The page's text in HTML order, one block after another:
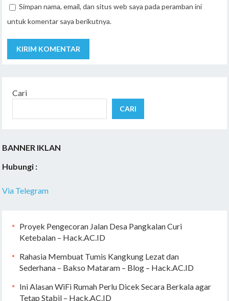
Simpan nama, email, dan situs web saya pada peramban ini
untuk komentar saya berikutnya.
Cari
CARI
BANNER IKLAN
Hubungi :
Via Telegram
Proyek Pengecoran Jalan Desa Pangkalan Curi
Ketebalan – Hack.AC.ID
Rahasia Membuat Tumis Kangkung Lezat dan
Sederhana – Bakso Mataram – Blog – Hack.AC.ID
Ini Alasan WiFi Rumah Perlu Dicek Secara Berkala agar
Tetap Stabil – Hack.AC.ID